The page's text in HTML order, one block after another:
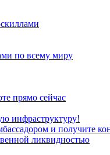
по всему миру
прямо сейчас
инфраструктуру!
и получите
ликвидностью